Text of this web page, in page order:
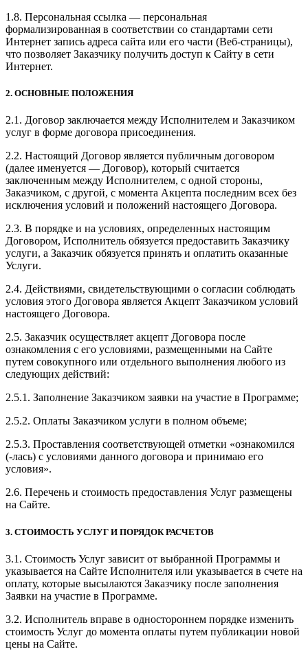
1.8. Персональная ссылка — персональная
формализированная в соответствии со стандартами сети
Интернет запись адреса сайта или его части (Веб-страницы),
что позволяет Заказчику получить доступ к Сайту в сети
Интернет.
2. ОСНОВНЫЕ ПОЛОЖЕНИЯ
2.1. Договор заключается между Исполнителем и Заказчиком
услуг в форме договора присоединения.
2.2. Настоящий Договор является публичным договором
(далее именуется — Договор), который считается
заключенным между Исполнителем, с одной стороны,
Заказчиком, с другой, с момента Акцепта последним всех без
исключения условий и положений настоящего Договора.
2.3. В порядке и на условиях, определенных настоящим
Договором, Исполнитель обязуется предоставить Заказчику
услуги, а Заказчик обязуется принять и оплатить оказанные
Услуги.
2.4. Действиями, свидетельствующими о согласии соблюдать
условия этого Договора является Акцепт Заказчиком условий
настоящего Договора.
2.5. Заказчик осуществляет акцепт Договора после
ознакомления с его условиями, размещенными на Сайте
путем совокупного или отдельного выполнения любого из
следующих действий:
2.5.1. Заполнение Заказчиком заявки на участие в Программе;
2.5.2. Оплаты Заказчиком услуги в полном объеме;
2.5.3. Проставления соответствующей отметки «ознакомился
(-лась) с условиями данного договора и принимаю его
условия».
2.6. Перечень и стоимость предоставления Услуг размещены
на Сайте.
3. СТОИМОСТЬ УСЛУГ И ПОРЯДОК РАСЧЕТОВ
3.1. Стоимость Услуг зависит от выбранной Программы и
указывается на Сайте Исполнителя или указывается в счете на
оплату, которые высылаются Заказчику после заполнения
Заявки на участие в Программе.
3.2. Исполнитель вправе в одностороннем порядке изменить
стоимость Услуг до момента оплаты путем публикации новой
цены на Сайте.